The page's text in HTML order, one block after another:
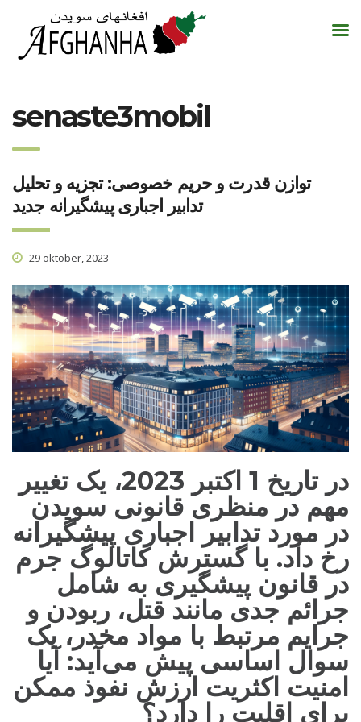
senaste3mobil
توازن قدرت و حریم خصوصی: تجزیه و تحلیل
تدابیر اجباری پیشگیرانه جدید
29 oktober, 2023
در تاریخ 1 اکتبر 2023، یک تغییر
مهم در منظری قانونی سویدن
در مورد تدابیر اجباری پیشگیرانه
رخ داد. با گسترش کاتالوگ جرم
در قانون پیشگیری به شامل
جرائم جدی مانند قتل، ربودن و
جرایم مرتبط با مواد مخدر، یک
سوال اساسی پیش می‌آید: آیا
امنیت اکثریت ارزش نفوذ ممکن
برای اقلیت را دارد؟